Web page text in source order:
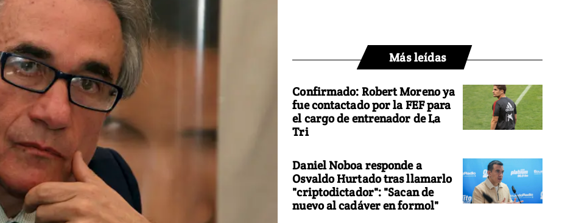
Más leídas
Confirmado: Robert Moreno ya
fue contactado por la FEF para
el cargo de entrenador de La
Tri
Daniel Noboa responde a
Osvaldo Hurtado tras llamarlo
"criptodictador": "Sacan de
nuevo al cadáver en formol"